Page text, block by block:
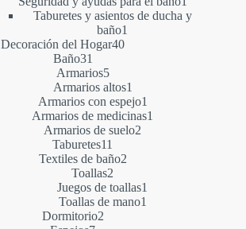
producto
Taburetes y asientos de ducha y
baño1
Decoración del Hogar4040
Baño31
productos
Armarios55
productos
Armarios altos1
producto
Armarios con espejo1
producto
Armarios de medicinas1
Armarios de suelo2
Taburetes11
productos
Textiles de baño22
Toallas2
productos
Juegos de toallas1
Toallas de mano1
Dormitorio22